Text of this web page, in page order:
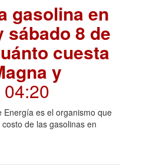
gasolina en
sábado 8 de
cuesta
y
04:20
Energía es el organismo que
de las gasolinas en